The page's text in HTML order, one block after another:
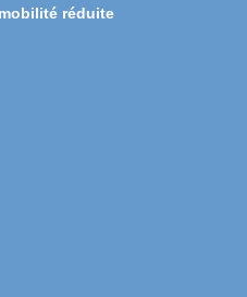
réduite